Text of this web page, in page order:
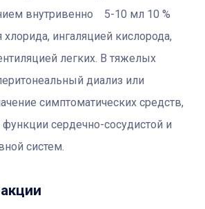
внутривенно 5-10 мл 10 %
хлорида, ингаляцией кислорода,
легких. В тяжелых
диализ или
симптоматических средств,
сердечно-сосудистой и
систем.